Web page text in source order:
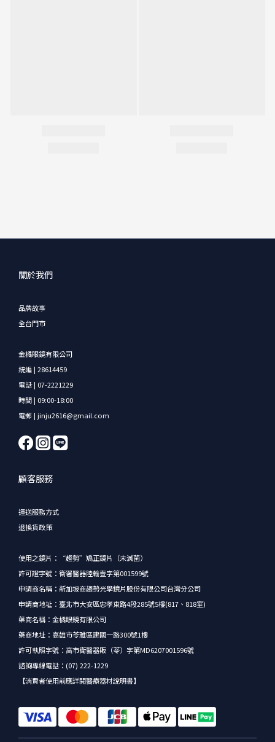
關於我們
品牌故事
全台門市
金橘眼鏡有限公司
統編 | 28614459
電話 | 07-2221229
時間 | 09:00-18:00
電郵 | jinju2616@gmail.com
顧客服務
運送服務方式
退換貨政策
使用之鏡片：“趨勢”矯正鏡片（未滅菌）
許可證字號：衛署醫器陸輸壹字第001599號
申請商名稱：新加坡商趨勢光學鏡片股份有限公司台灣分公司
申請商地址：臺北市大安區忠孝東路4段285號5樓(817、818室)
藥商名稱：金橘眼鏡有限公司
藥商地址：高雄市苓雅區建國一路300號1樓
許可執照字號：高市衛醫器販（苓）字第MD6207001596號
諮詢專線電話：(07) 222-1229
【消費者使用前應詳閱醫療器材說明書】